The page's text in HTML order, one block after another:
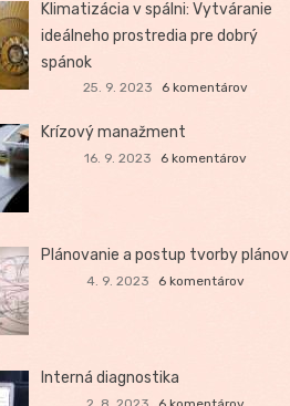
Klimatizácia v spálni: Vytváranie
ideálneho prostredia pre dobrý
spánok
25. 9. 2023 6 komentárov
Krízový manažment
16. 9. 2023 6 komentárov
Plánovanie a postup tvorby plánov
4. 9. 2023 6 komentárov
Interná diagnostika